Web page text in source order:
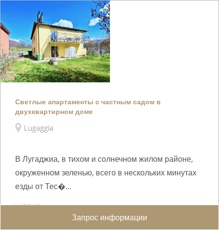
Светлые апартаменты с частным садом в
двухквартирном доме
Lugaggia
В Лугаджиа, в тихом и солнечном жилом районе,
окруженном зеленью, всего в нескольких минутах
езды от Тес�...
WEB ID : 4553
2
Запрос информации